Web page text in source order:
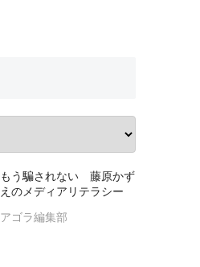
もう騙されない 藤原かず
えのメディアリテラシー
アゴラ編集部